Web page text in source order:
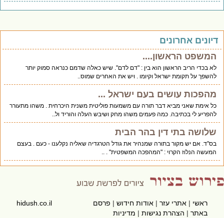
אחרונים
המשפט הראשון....
לא בכדי הריב הראשון הוא בין : "דם לדם". שיש כאלה שדמם כנראה סמוק יותר
להשפך על תקומת ישראל וקיומו . ויש את האחרים שמוס..
מהפכות עושים בעם ישראל ...
כל אימת שאני מביא דבר תורה עם משמעות פוליטית משנית היכרחית . משהו מתעורר
להפריע לי בכתיבה. כמה פעמים משהו מחק ושיבש העלה והוריד ול..
שלושה בתי דין בהר הבית
בס"ד. אם יש מקור בתורה שמנהיר את גודל הטרגדיה שאליה נקלענו - כעם . בעצם
המעשה הנלוז הקרוי : "המהפכה המשפטית" . ..
ראשי|אתרי עזר|אודות חידוש|פרסם
באתר|הצהרת נגישות|מדיניות
hidush.co.il